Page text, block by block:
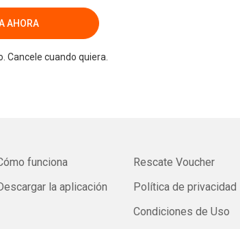
AHORA
Cancele cuando quiera.
funciona
la aplicación
Rescate Voucher
Política de privacidad
Condiciones de Uso